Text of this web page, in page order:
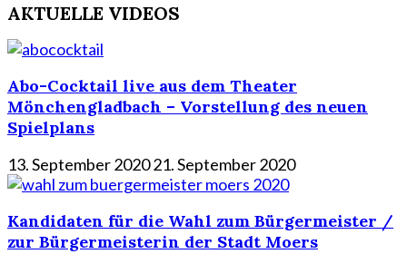
AKTUELLE VIDEOS
Abo-Cocktail live aus dem Theater
Mönchengladbach – Vorstellung des neuen
Spielplans
13. September 202021. September 2020
Kandidaten für die Wahl zum Bürgermeister /
zur Bürgermeisterin der Stadt Moers